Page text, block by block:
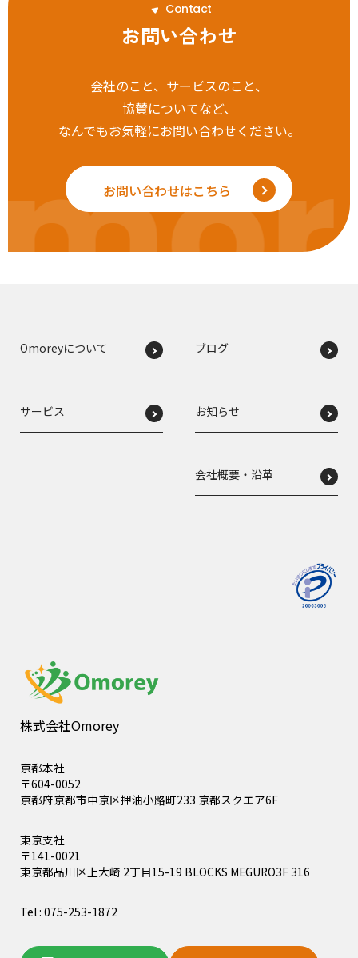
Contact
お問い合わせ
会社のこと、サービスのこと、
協賛についてなど、
なんでもお気軽にお問い合わせください。
お問い合わせはこちら
株式会社Omorey
京都本社
〒604-0052
京都府京都市中京区押油小路町233 京都スクエア6F
東京支社
〒141-0021
東京都品川区上大崎 2丁目15-19 BLOCKS MEGURO3F 316
Tel : 075-253-1872
Omoreyについて
サービス
ブログ
お知らせ
会社概要・沿革